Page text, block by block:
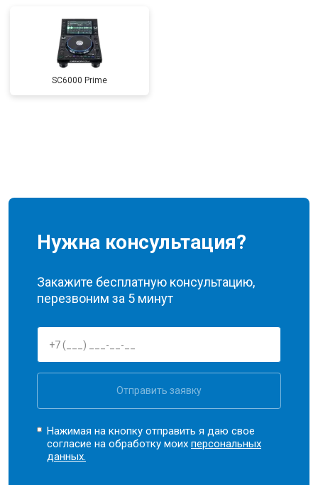
SC6000 Prime
Нужна консультация?
Закажите бесплатную консультацию,
перезвоним за 5 минут
Отправить заявку
Нажимая на кнопку отправить я даю свое
согласие на обработку моихперсональных
данных.